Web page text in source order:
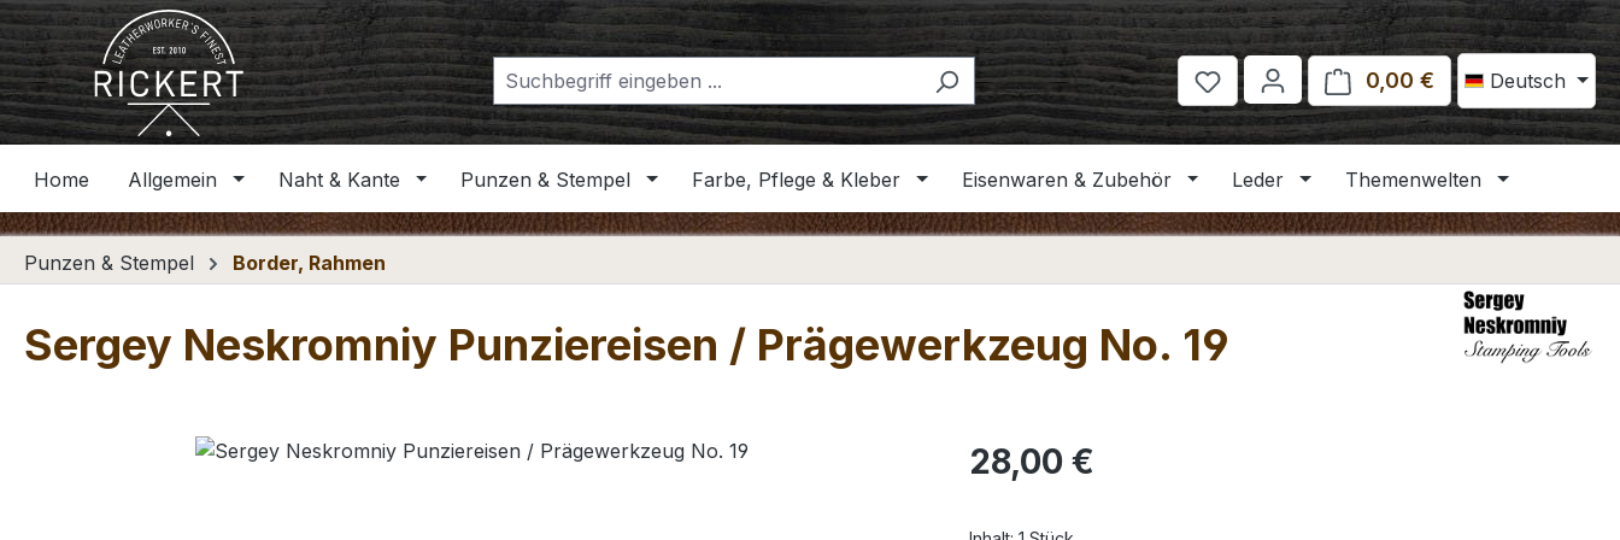
Hauptinhalt springen
Zur Suche springen
Zur Hauptnavigation springen
Deutsch
0,00 € Warenkorb
Home Allgemein Naht & Kante Punzen & Stempel Farbe, Pflege & Kleber Eisenwaren & Zubehör Leder Themenwelten
Punzen & Stempel Border, Rahmen
Sergey Neskromniy Punziereisen / Prägewerkzeug No. 19
Bildergalerie überspringen Regulärer Preis:
28,00 €